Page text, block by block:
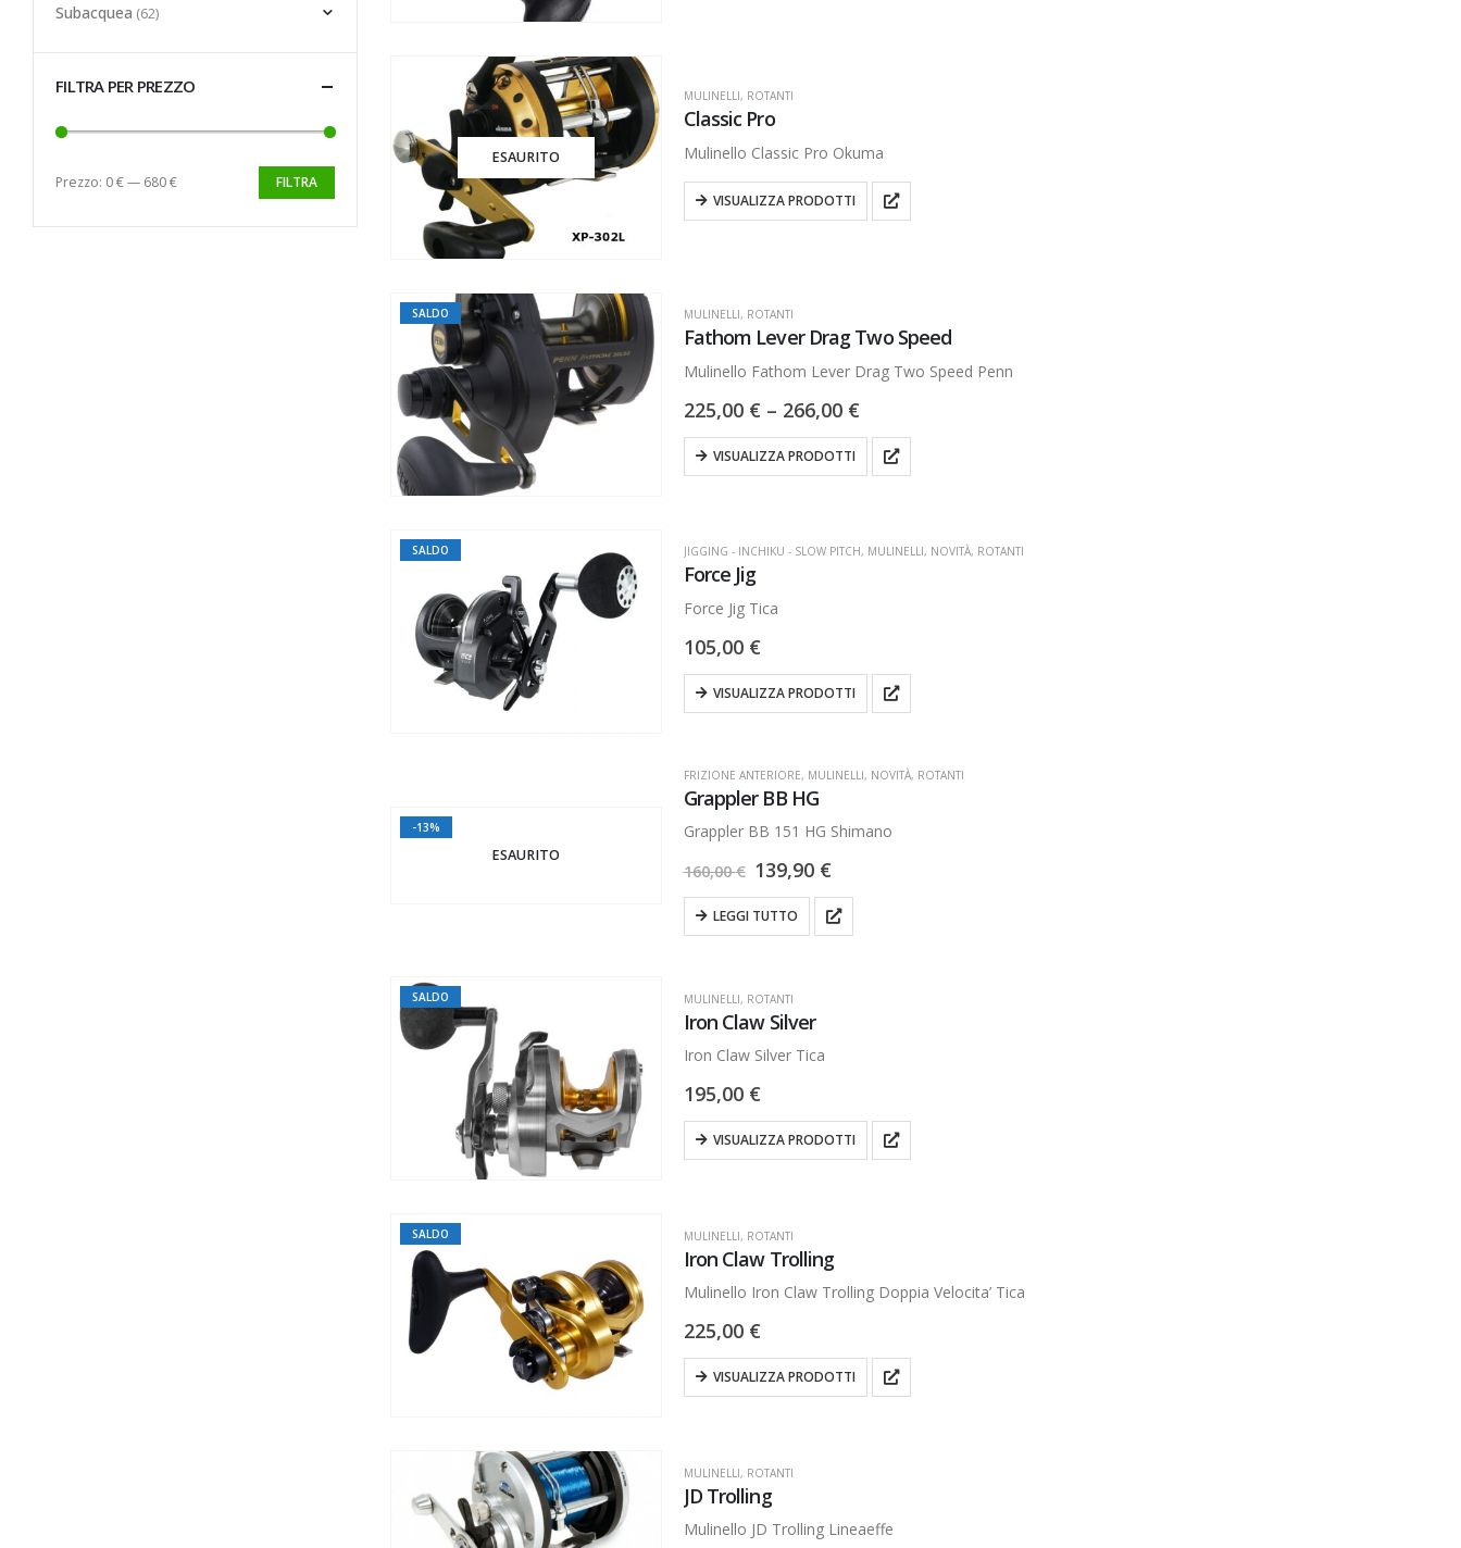
ESAURITO
MULINELLI, ROTANTI
Classic Pro
Mulinello Classic Pro Okuma
VISUALIZZA PRODOTTI
SALDO MULINELLI, ROTANTI
Fathom Lever Drag Two Speed
Mulinello Fathom Lever Drag Two Speed Penn
225,00 €– 266,00 €
VISUALIZZA PRODOTTI
SALDO JIGGING - INCHIKU - SLOW PITCH, MULINELLI, NOVITÀ, ROTANTI
Force Jig
Force Jig Tica
105,00 €
VISUALIZZA PRODOTTI
-13%
ESAURITO
FRIZIONE ANTERIORE, MULINELLI, NOVITÀ, ROTANTI
Grappler BB HG
Grappler BB 151 HG Shimano
160,00€ 139,90 €
LEGGI TUTTO
SALDO MULINELLI, ROTANTI
Iron Claw Silver
Iron Claw Silver Tica
195,00 €
VISUALIZZA PRODOTTI
SALDO MULINELLI, ROTANTI
Iron Claw Trolling
Mulinello Iron Claw Trolling Doppia Velocita’ Tica
225,00 €
VISUALIZZA PRODOTTI
MULINELLI, ROTANTI
JD Trolling
Mulinello JD Trolling Lineaeffe
Subacquea (62)
FILTRA PER PREZZO
FILTRA
Prezzo: 0 €— 680 €